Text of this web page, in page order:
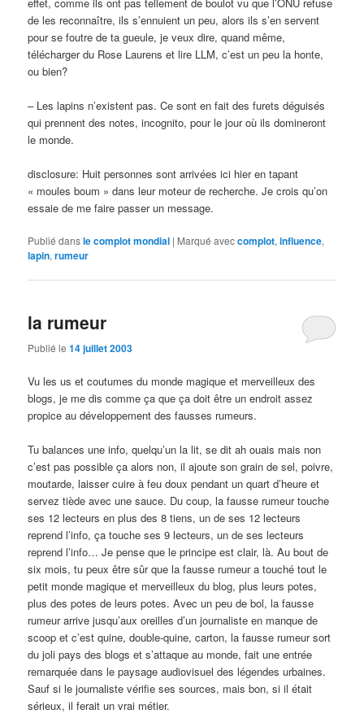
de les reconnaître, ils s’ennuient un peu, alors ils s’en servent
pour se foutre de ta gueule, je veux dire, quand même,
télécharger du Rose Laurens et lire LLM, c’est un peu la honte,
ou bien?
– Les lapins n’existent pas. Ce sont en fait des furets déguisés
qui prennent des notes, incognito, pour le jour où ils domineront
le monde.
disclosure: Huit personnes sont arrivées ici hier en tapant
« moules boum » dans leur moteur de recherche. Je crois qu’on
essaie de me faire passer un message.
Publié dansle complot mondial | Marqué aveccomplot,influence,
lapin,rumeur
la rumeur
Publié le14 juillet 2003
Vu les us et coutumes du monde magique et merveilleux des
blogs, je me dis comme ça que ça doit être un endroit assez
propice au développement des fausses rumeurs.
Tu balances une info, quelqu’un la lit, se dit ah ouais mais non
c’est pas possible ça alors non, il ajoute son grain de sel, poivre,
moutarde, laisser cuire à feu doux pendant un quart d’heure et
servez tiède avec une sauce. Du coup, la fausse rumeur touche
ses 12 lecteurs en plus des 8 tiens, un de ses 12 lecteurs
reprend l’info, ça touche ses 9 lecteurs, un de ses lecteurs
reprend l’info… Je pense que le principe est clair, là. Au bout de
six mois, tu peux être sûr que la fausse rumeur a touché tout le
petit monde magique et merveilleux du blog, plus leurs potes,
plus des potes de leurs potes. Avec un peu de bol, la fausse
rumeur arrive jusqu’aux oreilles d’un journaliste en manque de
scoop et c’est quine, double-quine, carton, la fausse rumeur sort
du joli pays des blogs et s’attaque au monde, fait une entrée
remarquée dans le paysage audiovisuel des légendes urbaines.
Sauf si le journaliste vérifie ses sources, mais bon, si il était
sérieux, il ferait un vrai métier.